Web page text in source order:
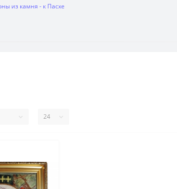
из камня - к Пасхе